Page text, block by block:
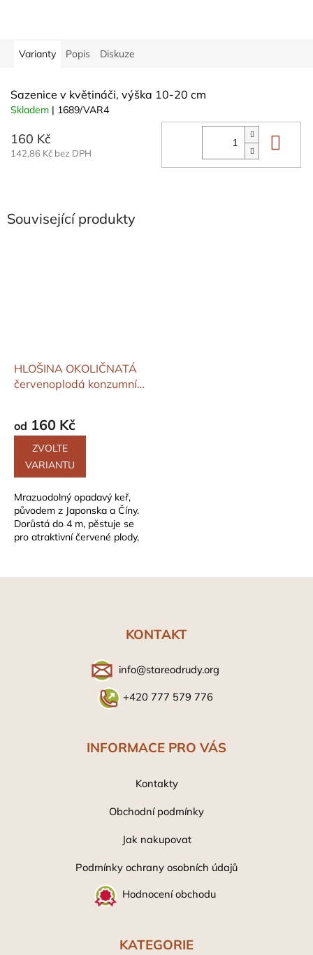
Související produkty
HLOŠINA OKOLIČNATÁ
červenoplodá konzumní
od 160 Kč
ZVOLTE
VARIANTU
Mrazuodolný opadavý keř,
původem z Japonska a Číny.
Dorůstá do 4 m, pěstuje se
pro atraktivní červené plody,
Varianty Popis Diskuze
Sazenice v květináči, výška 10-20 cm
Skladem | 1689/VAR4
160 Kč
142,86 Kč bez DPH
KONTAKT
info@stareodrudy.org
+420 777 579 776
INFORMACE PRO VÁS
Kontakty
Obchodní podmínky
Jak nakupovat
Podmínky ochrany osobních údajů
Hodnocení obchodu
KATEGORIE